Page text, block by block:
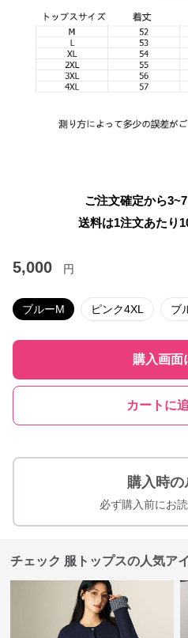
ご注文確定から
送料は1注文あたり
5,000 円
ブルーM ピンク4XL ブ
購入画面
カートに
購入時の
必ず購入前にお
チェック 服トップスの人気ア